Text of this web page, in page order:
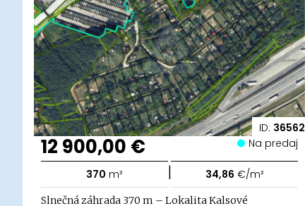
ID: 36562
12 900,00 € Na predaj
370 m² | 34,86 €/m²
Slnečná záhrada 370 m – Lokalita Kalsové